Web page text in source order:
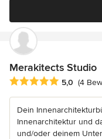
Merakitects Studio
Durchschnittliche
5,0 (4
Dein
Innenarchitektur und
und/oder deinem